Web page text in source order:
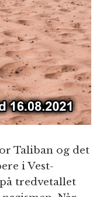
Taliban og det
i Vest-
tredvetallet